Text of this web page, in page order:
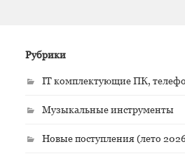
Рубрики
IT комплектующие ПК,
Музыкальные инструменты
Новые поступления (лето